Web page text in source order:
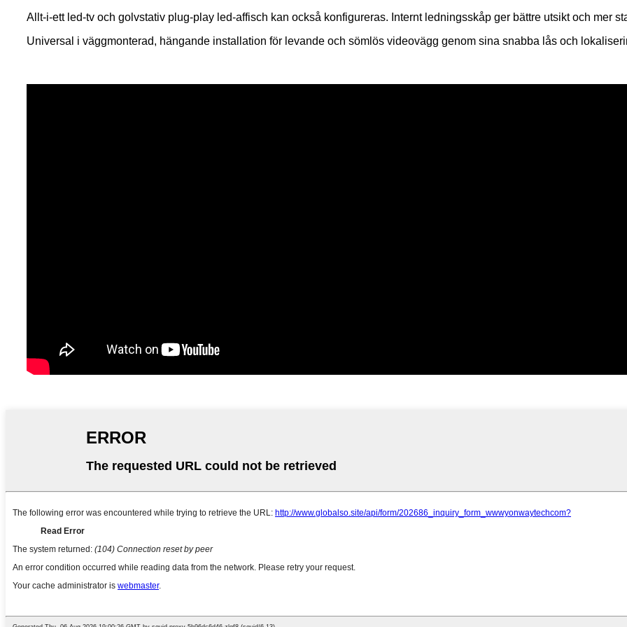
Allt-i-ett led-tv och golvstativ plug-play led-affisch kan också konfigureras. Internt ledningsskåp ger bättre utsikt och mer
Universal i väggmonterad, hängande installation för levande och sömlös videovägg genom sina snabba lås och